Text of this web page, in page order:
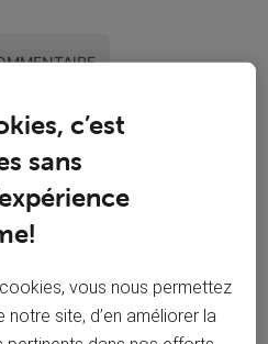
c’est
sans
vous nous permettez
notre site, d’en améliorer la